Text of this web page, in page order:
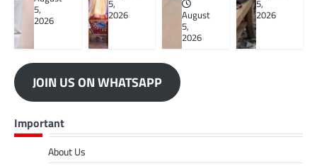
5,
2026
5,
2026
August
5,
2026
5,
2026
JOIN US ON WHATSAPP
Important
About Us